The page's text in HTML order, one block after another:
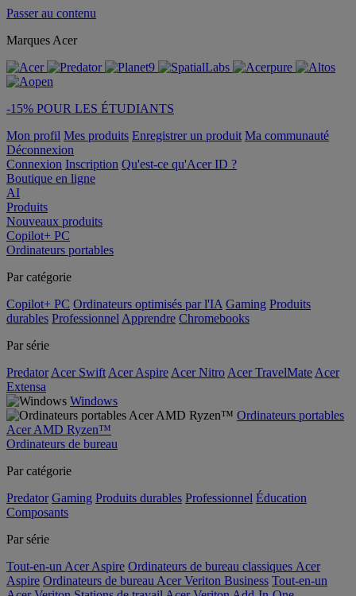
Passer au contenu
Marques Acer
-15% POUR LES ÉTUDIANTS
Mon profil Mes produits Enregistrer un produit Ma communauté
Déconnexion
Connexion Inscription Qu'est-ce qu'Acer ID ?
Boutique en ligne
AI
Produits
Nouveaux produits
Copilot+ PC
Ordinateurs portables
Par catégorie
Copilot+ PC Ordinateurs optimisés par l'IA Gaming Produits
durables Professionnel Apprendre Chromebooks
Par série
Predator Acer Swift Acer Aspire Acer Nitro Acer TravelMate Acer
Extensa
Windows
Ordinateurs portables
Acer AMD Ryzen™
Ordinateurs de bureau
Par catégorie
Predator Gaming Produits durables Professionnel Éducation
Composants
Par série
Tout-en-un Acer Aspire Ordinateurs de bureau classiques Acer
Aspire Ordinateurs de bureau Acer Veriton Business Tout-en-un